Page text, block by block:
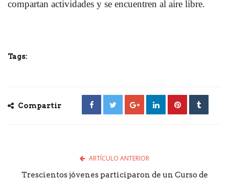
compartan actividades y se encuentren al aire libre.
Tags:
Compartir
ARTÍCULO ANTERIOR
Trescientos jóvenes participaron de un Curso de